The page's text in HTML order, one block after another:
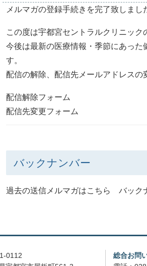
メルマガの登録手続きを完了致しまし
この度は宇都宮セントラルクリニック
今後は最新の医療情報・季節にあった
す。
配信の解除、配信先メールアドレスの
配信解除フォーム
配信先変更フォーム
バックナンバー
過去の送信メルマガはこちら バック
0112
総合お問